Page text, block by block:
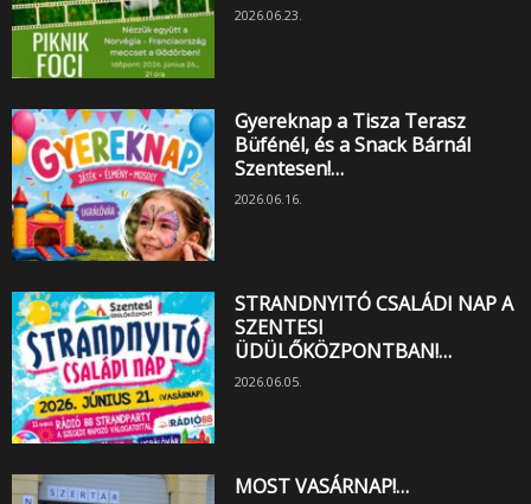
2026.06.23.
Gyereknap a Tisza Terasz
Büfénél, és a Snack Bárnál
Szentesen!…
2026.06.16.
STRANDNYITÓ CSALÁDI NAP A
SZENTESI
ÜDÜLŐKÖZPONTBAN!…
2026.06.05.
MOST VASÁRNAP!…